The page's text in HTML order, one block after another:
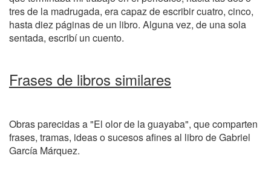
tres de la madrugada, era capaz de escribir cuatro, cinco,
hasta diez páginas de un libro. Alguna vez, de una sola
sentada, escribí un cuento.
Frases de libros similares
Obras parecidas a "El olor de la guayaba", que comparten
frases, tramas, ideas o sucesos afines al libro de Gabriel
García Márquez.